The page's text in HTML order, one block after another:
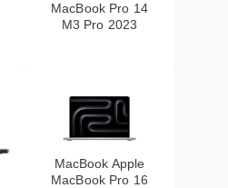
MacBook Pro 14
M3 Pro 2023
MacBook Apple
MacBook Pro 16